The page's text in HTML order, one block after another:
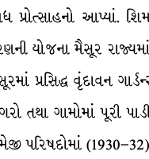
પ્રોત્સાહનો આપ્યાં.
યોજના મૈસૂર
પ્રસિદ્ધ વૃંદાવન
તથા ગામોમાં પૂરી
પરિષદોમાં